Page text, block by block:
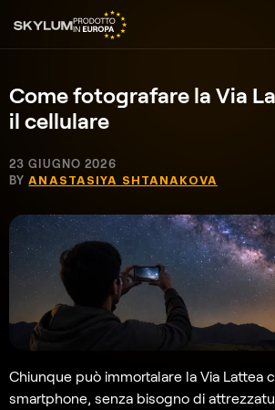
Come fotografare la Via
il cellulare
23 GIUGNO 2026
BYANASTASIYA SHTANAKOVA
Chiunque può immortalare la Via Lattea
smartphone, senza bisogno di